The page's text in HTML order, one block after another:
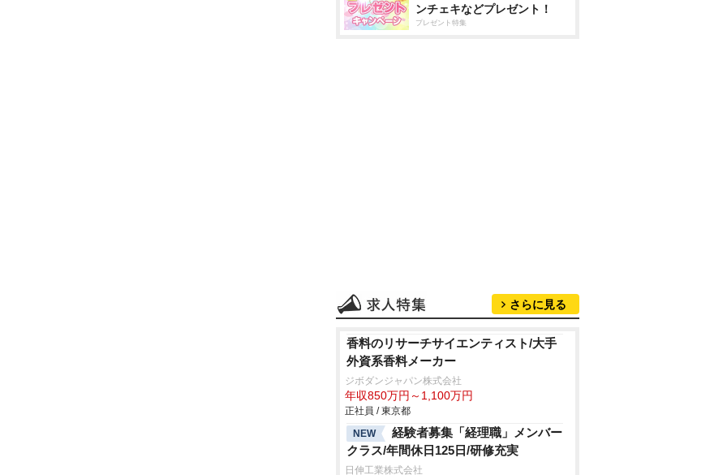
ンチェキなどプレゼント！
プレゼント特集
さらに見る
香料のリサーチサイエンティスト/大手
外資系香料メーカー
ジボダンジャパン株式会社
年収850万円～1,100万円
正社員 / 東京都
NEW
経験者募集「経理職」メンバー
クラス/年間休日125日/研修充実
日伸工業株式会社